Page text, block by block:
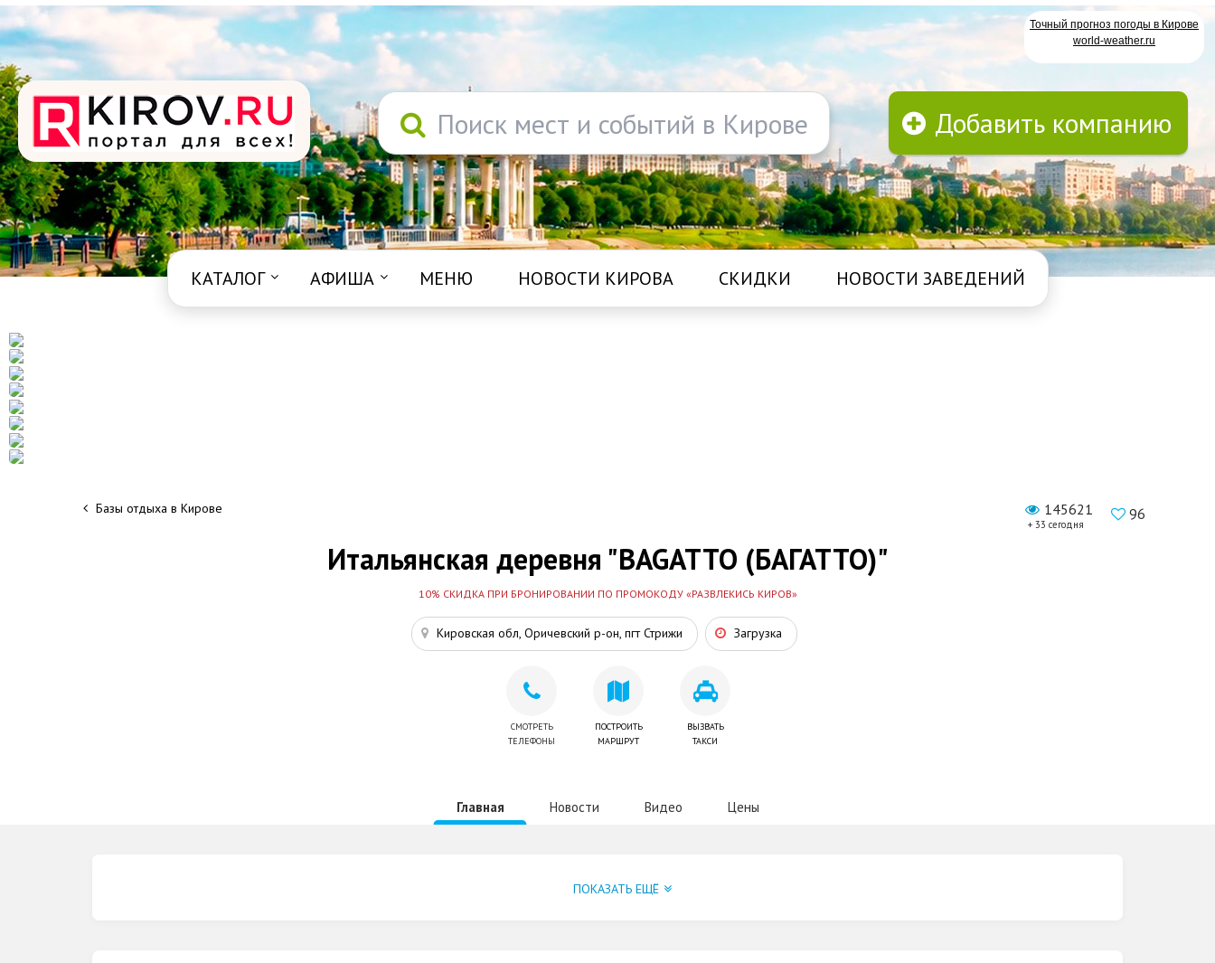
Точный прогноз погоды в Кирове
world-weather.ru
Поиск мест и событий в Кирове Добавить компанию
КАТАЛОГ АФИША МЕНЮ НОВОСТИ КИРОВА СКИДКИ НОВОСТИ ЗАВЕДЕНИЙ
Базы отдыха в Кирове 145621
+ 33 сегодня
96
Итальянская деревня "BAGATTO (БАГАТТО)"
10% СКИДКА ПРИ БРОНИРОВАНИИ ПО ПРОМОКОДУ «РАЗВЛЕКИСЬ КИРОВ»
Кировская обл, Оричевский р-он, пгт Стрижи Загрузка
СМОТРЕТЬ
ТЕЛЕФОНЫ
ПОСТРОИТЬ
МАРШРУТ
ВЫЗВАТЬ
ТАКСИ
Главная Новости Видео Цены
ПОКАЗАТЬ ЕЩЁ